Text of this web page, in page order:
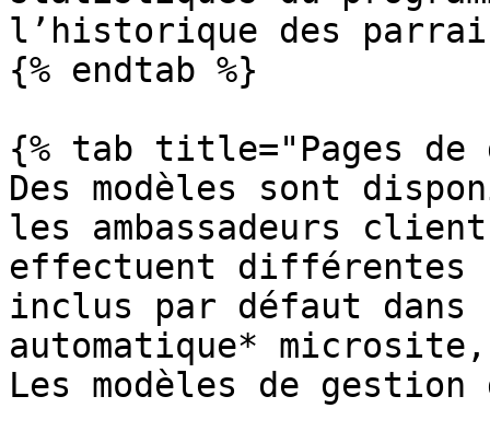
l’historique des
{% endtab %}
{% tab title="Pages de
Des modèles sont
les ambassadeurs
effectuent
inclus par défaut dans
automatique*
Les modèles de